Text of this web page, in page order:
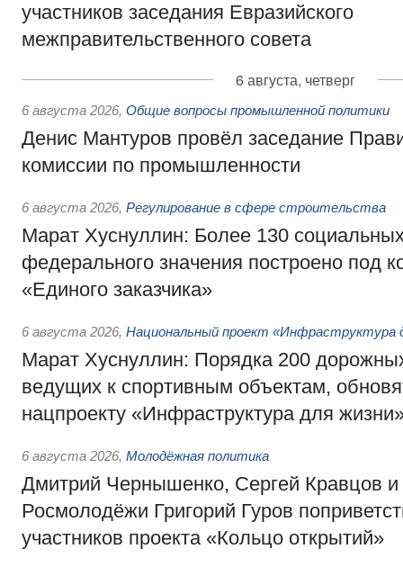
участников заседания Евразийского
межправительственного совета
6 августа, четверг
6 августа 2026, Общие вопросы промышленной политики
Денис Мантуров провёл заседание
комиссии по промышленности
6 августа 2026, Регулирование в сфере строительства
Марат Хуснуллин: Более 130
федерального значения построено под
«Единого заказчика»
6 августа 2026, Национальный проект «Инфраструктура
Марат Хуснуллин: Порядка 200
ведущих к спортивным объектам,
нацпроекту «Инфраструктура для
6 августа 2026, Молодёжная политика
Дмитрий Чернышенко, Сергей Кравцов и
Росмолодёжи Григорий Гуров
участников проекта «Кольцо открытий»